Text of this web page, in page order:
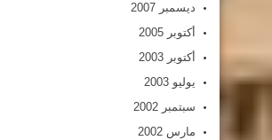
ديسمبر 2007
أكتوبر 2005
أكتوبر 2003
يوليو 2003
سبتمبر 2002
مارس 2002